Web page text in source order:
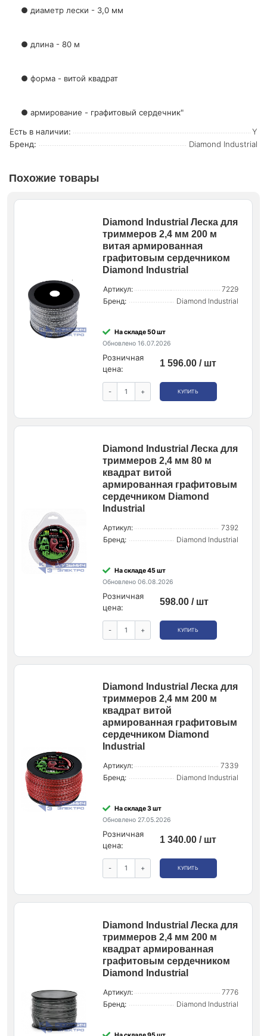
● диаметр лески - 3,0 мм
● длина - 80 м
● форма - витой квадрат
● армирование - графитовый сердечник"
Есть в наличии:
Y
Бренд:
Diamond Industrial
Похожие товары
Diamond Industrial Леска для
триммеров 2,4 мм 200 м
витая армированная
графитовым сердечником
Diamond Industrial
Артикул:
7229
Бренд:
Diamond Industrial
На складе 50 шт
Обновлено 16.07.2026
Розничная
цена:
1 596.00 / шт
- + КУПИТЬ
Diamond Industrial Леска для
триммеров 2,4 мм 80 м
квадрат витой
армированная графитовым
сердечником Diamond
Industrial
Артикул:
7392
Бренд:
Diamond Industrial
На складе 45 шт
Обновлено 06.08.2026
Розничная
цена:
598.00 / шт
- + КУПИТЬ
Diamond Industrial Леска для
триммеров 2,4 мм 200 м
квадрат витой
армированная графитовым
сердечником Diamond
Industrial
Артикул:
7339
Бренд:
Diamond Industrial
На складе 3 шт
Обновлено 27.05.2026
Розничная
цена:
1 340.00 / шт
- + КУПИТЬ
Diamond Industrial Леска для
триммеров 2,4 мм 200 м
квадрат армированная
графитовым сердечником
Diamond Industrial
Артикул:
7776
Бренд:
Diamond Industrial